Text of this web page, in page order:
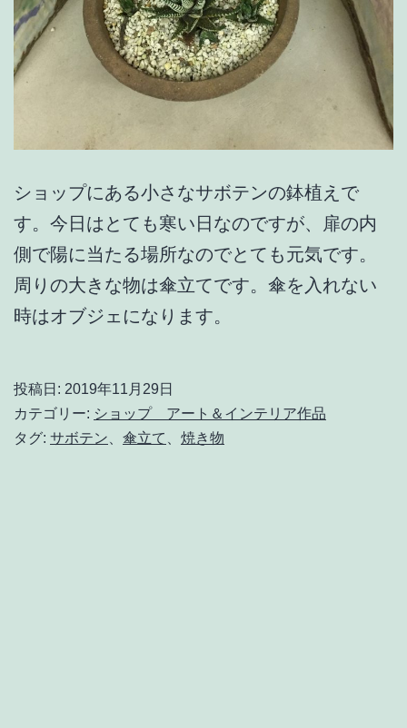
ショップにある小さなサボテンの鉢植えで
す。今日はとても寒い日なのですが、扉の内
側で陽に当たる場所なのでとても元気です。
周りの大きな物は傘立てです。傘を入れない
時はオブジェになります。
投稿日: 2019年11月29日
カテゴリー: ショップ アート＆インテリア作品
タグ: サボテン 傘立て 焼き物